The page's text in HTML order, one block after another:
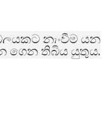
නැංවීම යන
ගෙන තිබිය යුතුය.